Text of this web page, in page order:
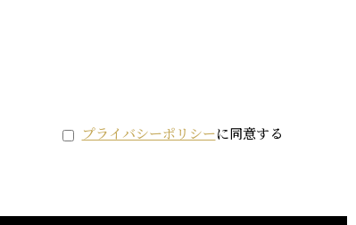
プライバシーポリシーに同意する